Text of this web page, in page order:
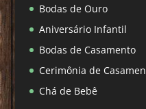
Bodas de Ouro
Aniversário Infantil
Bodas de Casamento
Cerimônia de
Chá de Bebê